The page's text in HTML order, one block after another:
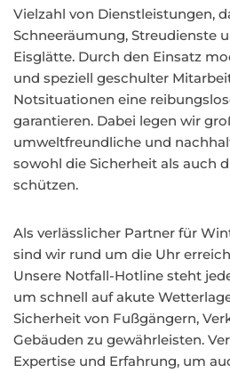
Vielzahl von Dienstleistungen,
Schneeräumung, Streudienste
Eisglätte. Durch den Einsatz
und speziell geschulter
Notsituationen eine
garantieren. Dabei legen wir
umweltfreundliche und
sowohl die Sicherheit als auch
schützen.
Als verlässlicher Partner für
sind wir rund um die Uhr
Unsere Notfall-Hotline steht
um schnell auf akute
Sicherheit von Fußgängern,
Gebäuden zu gewährleisten.
Expertise und Erfahrung, um